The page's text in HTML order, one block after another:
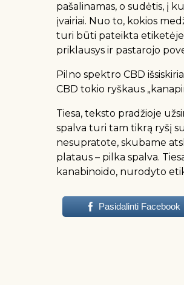
pašalinamas, o sudėtis, į
įvairiai. Nuo to, kokios
turi būti pateikta
priklausys ir pastarojo
Pilno spektro CBD
CBD tokio ryškaus
Tiesa, teksto pradžioje
spalva turi tam tikrą ryšį
nesupratote, skubame
plataus – pilka spalva.
kanabinoido, nurodyto
Pasidalinti Facebook